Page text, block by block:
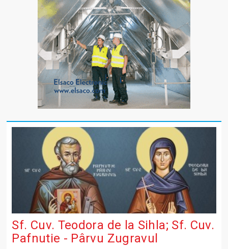
Sf. Cuv. Teodora de la Sihla; Sf. Cuv.
Pafnutie - Pârvu Zugravul